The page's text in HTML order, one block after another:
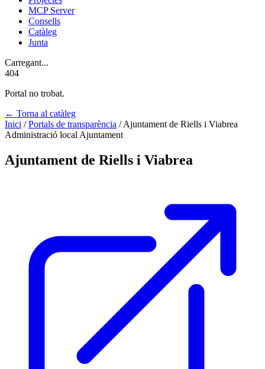
MCP Server
Consells
Catàleg
Junta
Carregant...
404
Portal no trobat.
← Torna al catàleg
Inici / Portals de transparència / Ajuntament de Riells i Viabrea
Administració local Ajuntament
Ajuntament de Riells i Viabrea